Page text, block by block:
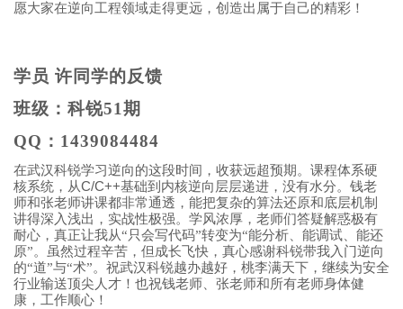
愿大家在逆向工程领域走得更远，创造出属于自己的精彩！
学员 许同学的反馈
班级：科锐51期
QQ：1439084484
在武汉科锐学习逆向的这段时间，收获远超预期。课程体系硬
核系统，从C/C++基础到内核逆向层层递进，没有水分。钱老
师和张老师讲课都非常通透，能把复杂的算法还原和底层机制
讲得深入浅出，实战性极强。学风浓厚，老师们答疑解惑极有
耐心，真正让我从“只会写代码”转变为“能分析、能调试、能还
原”。虽然过程辛苦，但成长飞快，真心感谢科锐带我入门逆向
的“道”与“术”。祝武汉科锐越办越好，桃李满天下，继续为安全
行业输送顶尖人才！也祝钱老师、张老师和所有老师身体健
康，工作顺心！